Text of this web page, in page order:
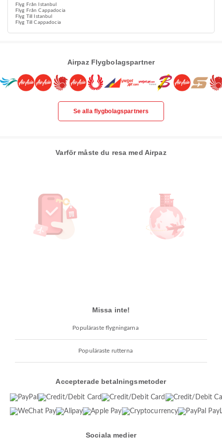
Flyg Från Istanbul
Flyg Från Cappadocia
Flyg Till Istanbul
Flyg Till Cappadocia
Airpaz Flygbolagspartner
Se alla flygbolagspartners
Varför måste du resa med Airpaz
Missa inte!
Populäraste flygningarna
Populäraste rutterna
Accepterade betalningsmetoder
Sociala medier